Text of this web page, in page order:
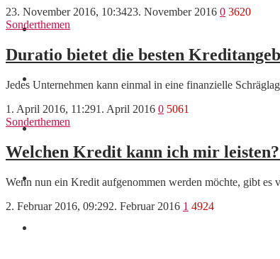
Finanzen
Marketing
Interviews
Videos
23. November 2016, 10:3423. November 2016 0 3620
Sonderthemen
Duratio bietet die besten
Jedes Unternehmen kann einmal in eine finanzielle
1. April 2016, 11:291. April 2016 0 5061
Sonderthemen
Welchen Kredit kann ich mir
Wenn nun ein Kredit aufgenommen werden möchte, gibt
2. Februar 2016, 09:292. Februar 2016 1 4924